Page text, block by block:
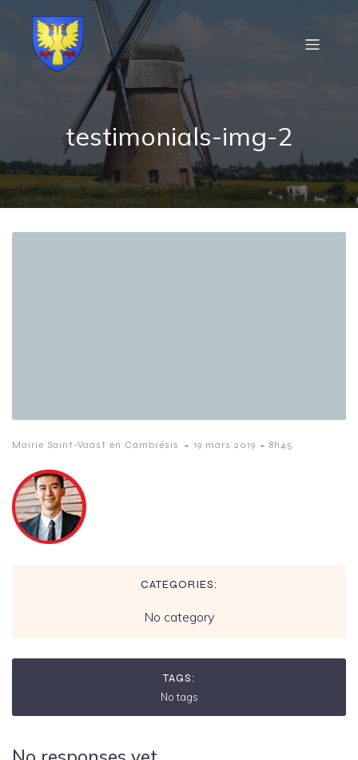
testimonials-img-2
Mairie Saint-Vaast en Cambrésis - 19 mars 2019 - 8h45
CATEGORIES:
No category
TAGS:
No tags